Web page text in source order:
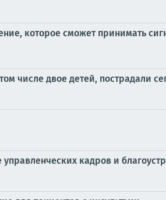
которое сможет принимать
числе двое детей, пострадали
кадров и